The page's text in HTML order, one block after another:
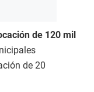
de 120 mil
de 20